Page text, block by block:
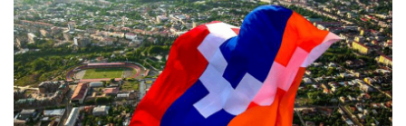
պատվիրակությունն այցելել է Լիտվայի
Հանրապետություն
07.08.2026 16:57
Գարեգին Բ-ի և եպիսկոպոսների գործով